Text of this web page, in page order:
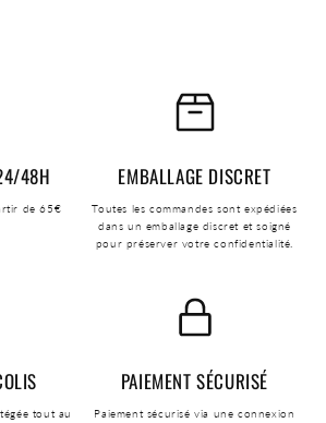
48H
de 65€
EMBALLAGE DISCRET
Toutes les commandes sont expédiées
dans un emballage discret et soigné
pour préserver votre confidentialité.
tout au
PAIEMENT SÉCURISÉ
Paiement sécurisé via une connexion